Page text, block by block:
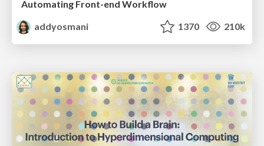
Automating Front-end Workflow
addyosmani
1370 210k